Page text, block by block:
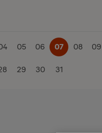
05 06 07 08 09
29 30 31